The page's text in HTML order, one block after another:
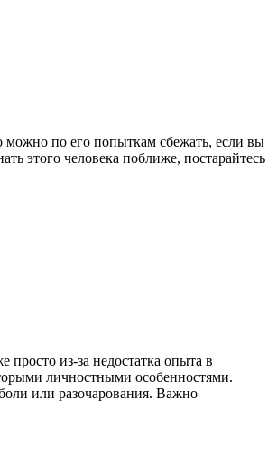
по его попыткам сбежать, если вы
этого человека поближе, постарайтесь
из-за недостатка опыта в
личностными особенностями.
или разочарования. Важно